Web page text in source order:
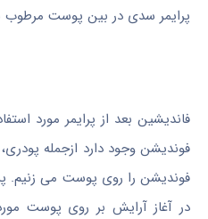
پرایمر سدی در بین پوست مرطوب
فاندیشین بعد از پرایمر مورد
فوندیشن وجود دارد ازجمله
فوندیشن را روی پوست می زنیم.
در آغاز آرایش بر روی پوست